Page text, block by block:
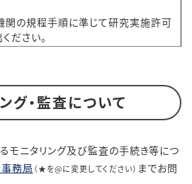
の規程手順に準じて研究実施許可
ださい。
グ・監査について
モニタリング及び監査の手続き等につ
務局 （★を@に変更してください） までお問